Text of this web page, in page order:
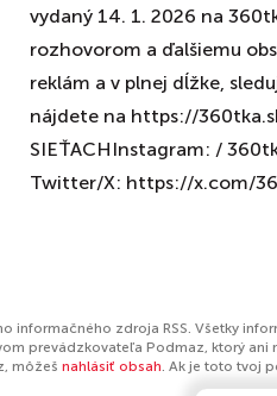
vydaný 14. 1. 2026 na
rozhovorom a ďalšiemu
reklám a v plnej dĺžke,
nájdete na https://
SIEŤACHInstagram: /
Twitter/X: https://x.com/
informačného zdroja RSS. Všetky
prevádzkovateľa Podmaz, ktorý
môžeš nahlásiť obsah. Ak je toto tvoj